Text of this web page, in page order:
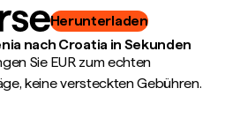
Herunterladen
nach Croatia in Sekunden
Sie EUR zum echten
keine versteckten Gebühren.